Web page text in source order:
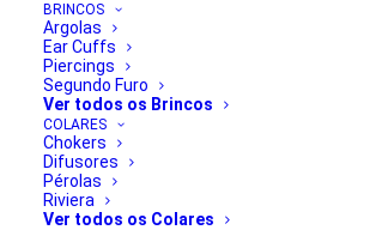
BRINCOS
Argolas
Ear Cuffs
Piercings
Segundo Furo
Ver todos os Brincos
COLARES
Chokers
Difusores
Pérolas
Riviera
Ver todos os Colares